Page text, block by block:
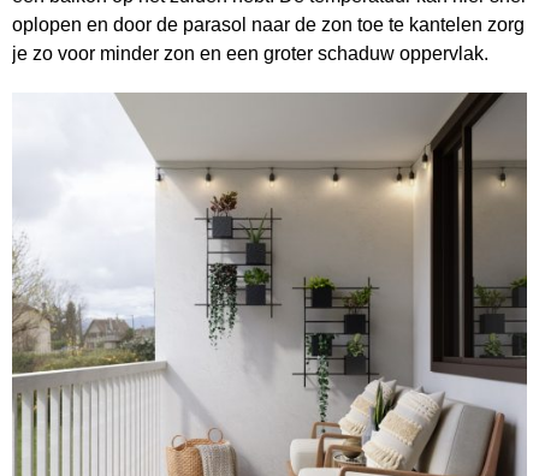
oplopen en door de parasol naar de zon toe te kantelen zorg
je zo voor minder zon en een groter schaduw oppervlak.